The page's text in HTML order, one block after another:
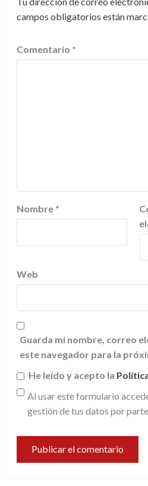
campos obligatorios están
Comentario *
Nombre *
Web
Guarda mi nombre, correo
este navegador para la
He leído y acepto la
Al usar este formulario
gestión de tus datos por